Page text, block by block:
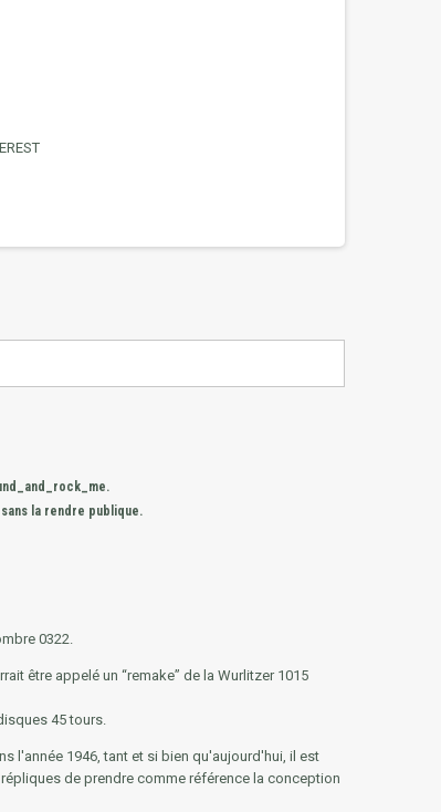
la rendre publique.
0322.
être appelé un “remake” de la Wurlitzer 1015
45 tours.
l'année 1946, tant et si bien qu'aujourd'hui, il est
de prendre comme référence la conception